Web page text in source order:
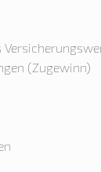
(Zugewinn)